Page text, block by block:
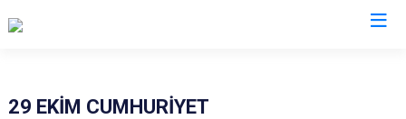
29 EKİM CUMHURİYET